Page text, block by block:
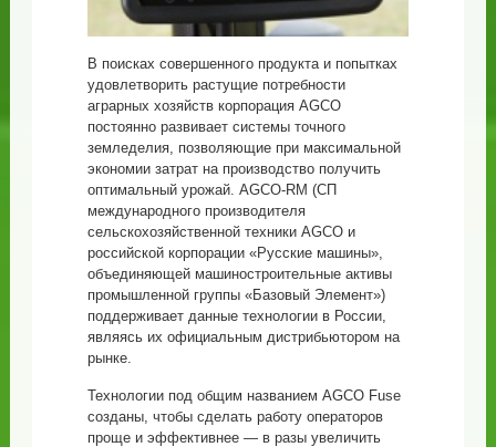
В поисках совершенного продукта и попытках
удовлетворить растущие потребности
аграрных хозяйств корпорация AGCO
постоянно развивает системы точного
земледелия, позволяющие при максимальной
экономии затрат на производство получить
оптимальный урожай. AGCO-RM (СП
международного производителя
сельскохозяйственной техники AGCO и
российской корпорации «Русские машины»,
объединяющей машиностроительные активы
промышленной группы «Базовый Элемент»)
поддерживает данные технологии в России,
являясь их официальным дистрибьютором на
рынке.
Технологии под общим названием AGCO Fuse
созданы, чтобы сделать работу операторов
проще и эффективнее — в разы увеличить